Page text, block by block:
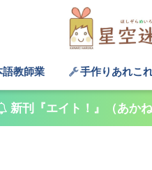
語教師業 手作りあれこ
新刊『エイト！』（あか